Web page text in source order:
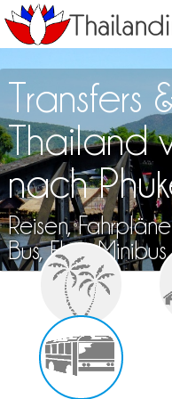
Transfers
Thailand
nach
Reisen,
Bus, Flug,